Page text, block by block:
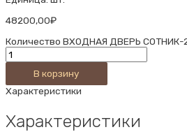
48200,00₽
Количество ВХОДНАЯ ДВЕРЬ
В корзину
Характеристики
Характеристики